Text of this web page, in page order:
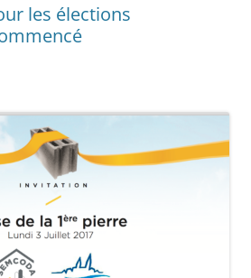
les élections